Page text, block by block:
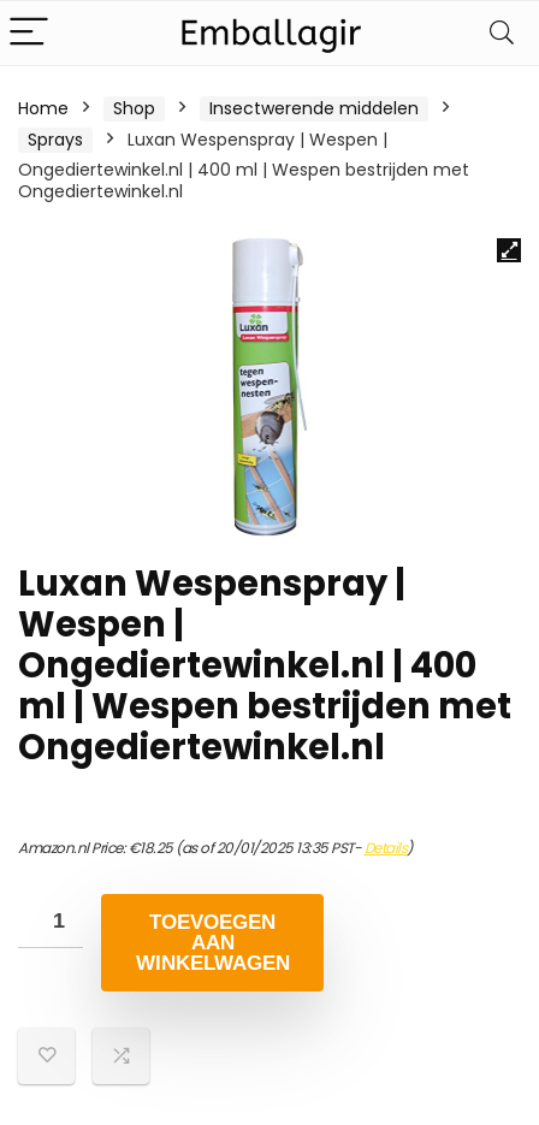
Home Shop
Insectwerende middelen
Sprays
Luxan Wespenspray | Wespen |
Ongediertewinkel.nl | 400 ml | Wespen bestrijden met
Ongediertewinkel.nl
Luxan Wespenspray |
Wespen |
Ongediertewinkel.nl | 400
ml | Wespen bestrijden met
Ongediertewinkel.nl
Amazon.nl Price:€18.25(as of 20/01/2025 13:35 PST-Details)
TOEVOEGEN
AAN
WINKELWAGEN